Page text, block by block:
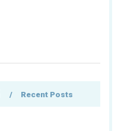
Recent Posts